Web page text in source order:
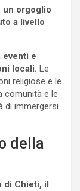
un orgoglio
a livello
eventi e
locali. Le
religiose e le
comunità e le
di immergersi
della
di Chieti, il